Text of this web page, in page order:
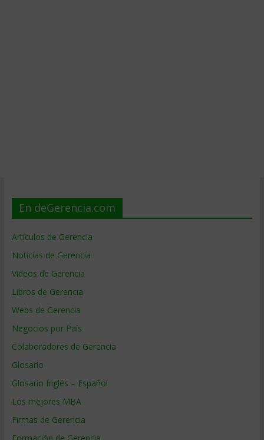
En deGerencia.com
Artículos de Gerencia
Noticias de Gerencia
Videos de Gerencia
Libros de Gerencia
Webs de Gerencia
Negocios por País
Colaboradores de Gerencia
Glosario
Glosario Inglés – Español
Los mejores MBA
Firmas de Gerencia